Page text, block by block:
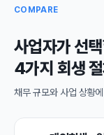
COMPARE
사업자가 선
4가지 회생
채무 규모와 사업 상황